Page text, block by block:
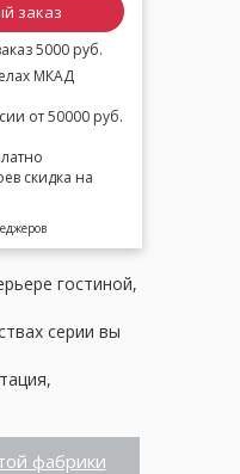
заказ
5000 руб.
МКАД
от 50000 руб.
скидка на
гостиной,
серии вы
фабрики